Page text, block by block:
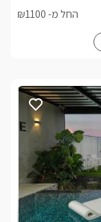
החל מ- ₪1100